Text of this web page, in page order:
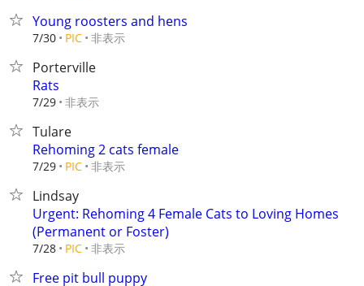
Young roosters and hens
7/30 PIC 非表示
Porterville
Rats
7/29 非表示
Tulare
Rehoming 2 cats female
7/29 PIC 非表示
Lindsay
Urgent: Rehoming 4 Female Cats to Loving Homes
(Permanent or Foster)
7/28 PIC 非表示
Free pit bull puppy